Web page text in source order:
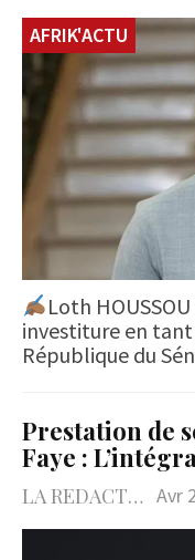
AFRIK'ACTU
Loth
investiture en
République du
Prestation de
Faye :
LA REDACTION Avr